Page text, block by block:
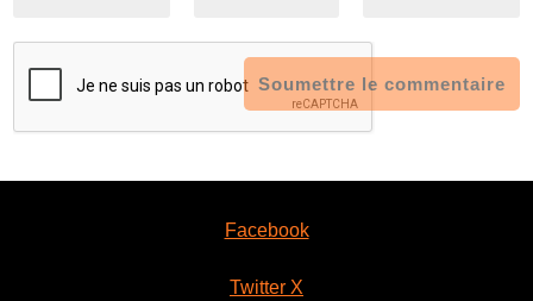
Soumettre le commentaire
Facebook
Twitter X